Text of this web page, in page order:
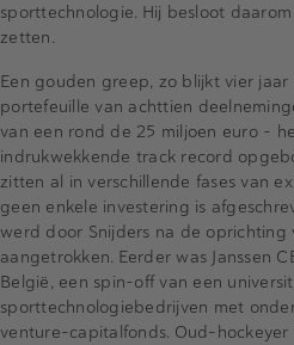
sporttechnologie. Hij besloot
zetten.
Een gouden greep, zo blijkt vier
portefeuille van achttien
van een rond de 25 miljoen euro -
indrukwekkende track record
zitten al in verschillende fases van
geen enkele investering is
werd door Snijders na de oprichting
aangetrokken. Eerder was Janssen
België, een spin-off van een
sporttechnologiebedrijven met
venture-capitalfonds. Oud-hockeyer